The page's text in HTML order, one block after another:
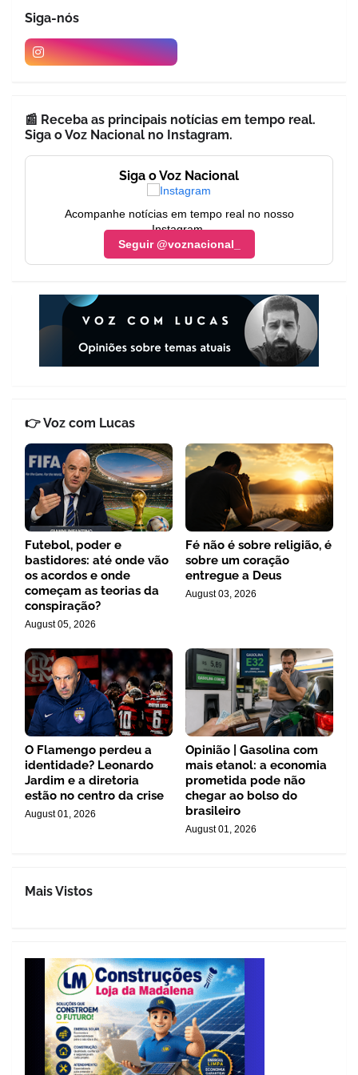
Siga-nós
📰 Receba as principais notícias em tempo real.
Siga o Voz Nacional no Instagram.
Siga o Voz Nacional
Acompanhe notícias em tempo real no nosso
Instagram.
Seguir @voznacional_
👉 Voz com Lucas
Futebol, poder e
bastidores: até onde vão
os acordos e onde
começam as teorias da
conspiração?
August 05, 2026
Fé não é sobre religião, é
sobre um coração
entregue a Deus
August 03, 2026
O Flamengo perdeu a
identidade? Leonardo
Jardim e a diretoria
estão no centro da crise
August 01, 2026
Opinião | Gasolina com
mais etanol: a economia
prometida pode não
chegar ao bolso do
brasileiro
August 01, 2026
Mais Vistos